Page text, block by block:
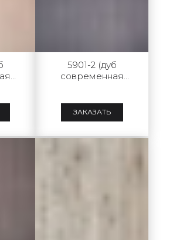
5901-2 (дуб
современная
ЗАКАЗАТЬ